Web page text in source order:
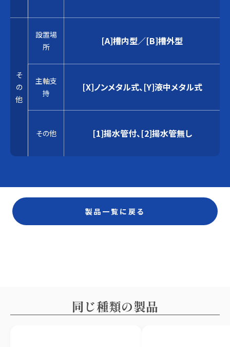
そ
の
他
設置場
所
[A]槽内型／[B]槽外型
主軸支
持
[X]ノンメタル式、[Y]液中メタル式
その他 [1]揚水管付、[2]揚水管無し
製品一覧に戻る
同じ種類の製品